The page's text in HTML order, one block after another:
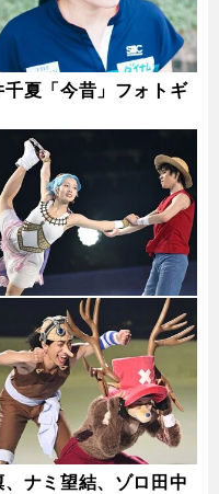
千夏「今昔」フォトギ
ナミ望結、ゾロ田中